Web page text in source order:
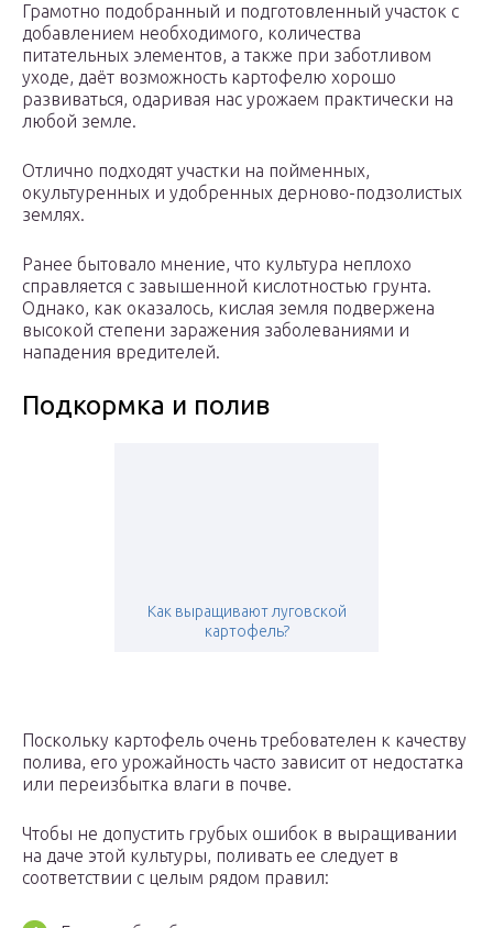
Грамотно подобранный и подготовленный участок с
добавлением необходимого, количества
питательных элементов, а также при заботливом
уходе, даёт возможность картофелю хорошо
развиваться, одаривая нас урожаем практически на
любой земле.
Отлично подходят участки на пойменных,
окультуренных и удобренных дерново-подзолистых
землях.
Ранее бытовало мнение, что культура неплохо
справляется с завышенной кислотностью грунта.
Однако, как оказалось, кислая земля подвержена
высокой степени заражения заболеваниями и
нападения вредителей.
Подкормка и полив
Как выращивают луговской
картофель?
Поскольку картофель очень требователен к качеству
полива, его урожайность часто зависит от недостатка
или переизбытка влаги в почве.
Чтобы не допустить грубых ошибок в выращивании
на даче этой культуры, поливать ее следует в
соответствии с целым рядом правил: